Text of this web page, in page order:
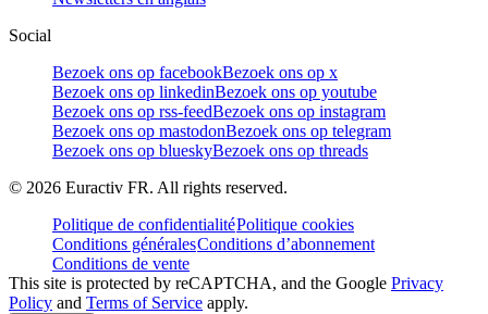
Social
Bezoek ons op facebookBezoek ons op x
Bezoek ons op linkedinBezoek ons op youtube
Bezoek ons op rss-feedBezoek ons op instagram
Bezoek ons op mastodonBezoek ons op telegram
Bezoek ons op blueskyBezoek ons op threads
© 2026 Euractiv FR. All rights reserved.
Politique de confidentialitéPolitique cookies
Conditions généralesConditions d’abonnement
Conditions de vente
This site is protected by reCAPTCHA, and the Google Privacy
Policy and Terms of Service apply.